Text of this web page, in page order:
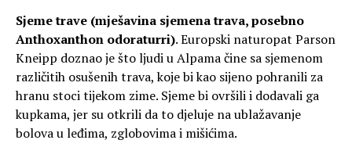
Sjeme trave (mješavina sjemena trava, posebno
Anthoxanthon odoraturri). Europski naturopat Parson
Kneipp doznao je što ljudi u Alpama čine sa sjemenom
različitih osušenih trava, koje bi kao sijeno pohranili za
hranu stoci tijekom zime. Sjeme bi ovršili i dodavali ga
kupkama, jer su otkrili da to djeluje na ublažavanje
bolova u leđima, zglobovima i mišićima.